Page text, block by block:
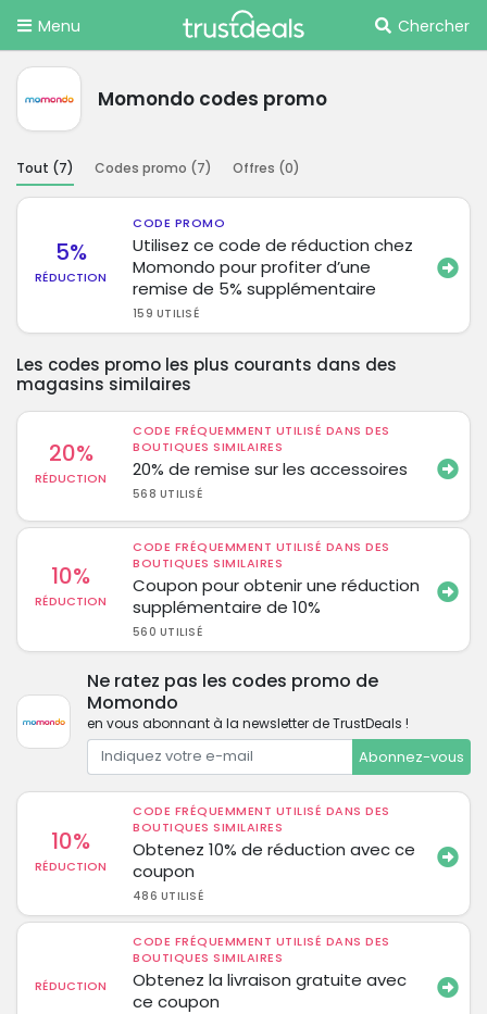
Menu Chercher
Momondo codes promo
Tout (7) Codes promo (7) Offres (0)
5%
RÉDUCTION
CODE PROMO
Utilisez ce code de réduction chez
Momondo pour profiter d’une
remise de 5% supplémentaire
159 UTILISÉ
Les codes promo les plus courants dans des
magasins similaires
20%
RÉDUCTION
CODE FRÉQUEMMENT UTILISÉ DANS DES
BOUTIQUES SIMILAIRES
20% de remise sur les accessoires
568 UTILISÉ
10%
RÉDUCTION
CODE FRÉQUEMMENT UTILISÉ DANS DES
BOUTIQUES SIMILAIRES
Coupon pour obtenir une réduction
supplémentaire de 10%
560 UTILISÉ
Ne ratez pas les codes promo de
Momondo
en vous abonnant à la newsletter de TrustDeals !
Abonnez-vous
10%
RÉDUCTION
CODE FRÉQUEMMENT UTILISÉ DANS DES
BOUTIQUES SIMILAIRES
Obtenez 10% de réduction avec ce
coupon
486 UTILISÉ
RÉDUCTION
CODE FRÉQUEMMENT UTILISÉ DANS DES
BOUTIQUES SIMILAIRES
Obtenez la livraison gratuite avec
ce coupon